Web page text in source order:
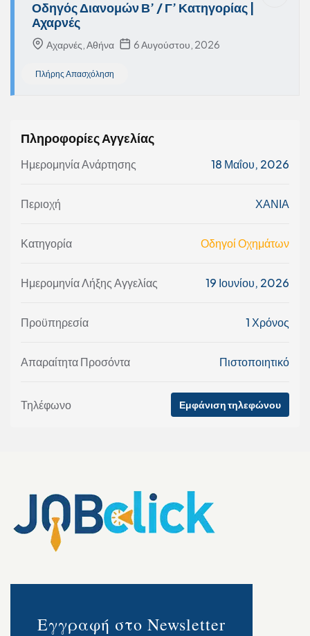
Οδηγός Διανομών Β’ / Γ’ Κατηγορίας |
Αχαρνές
Αχαρνές, Αθήνα 6 Αυγούστου, 2026
Πλήρης Απασχόληση
Πληροφορίες Αγγελίας
Ημερομηνία Ανάρτησης 18 Μαΐου, 2026
Περιοχή ΧΑΝΙΑ
Κατηγορία Οδηγοί Οχημάτων
Ημερομηνία Λήξης Αγγελίας 19 Ιουνίου, 2026
Προϋπηρεσία 1 Χρόνος
Απαραίτητα Προσόντα Πιστοποιητικό
Τηλέφωνο Εμφάνιση τηλεφώνου
Εγγραφή στο Newsletter